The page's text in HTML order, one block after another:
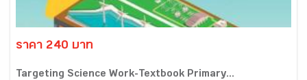
ราคา 240 บาท
Targeting Science Work-Textbook Primary...